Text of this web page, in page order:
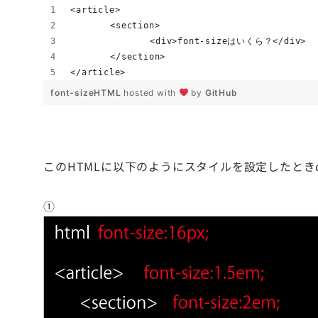
<article>
	<section>
		<div>font-sizeはいくら？</div>
	</section>
</article>
font-sizeHTML hosted with by GitHub
このHTMLに以下のようにスタイルを設定したと
①